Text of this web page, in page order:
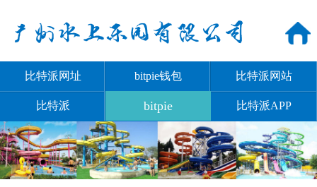
比特派网址 bitpie钱包 比特派网站
比特派 bitpie 比特派APP